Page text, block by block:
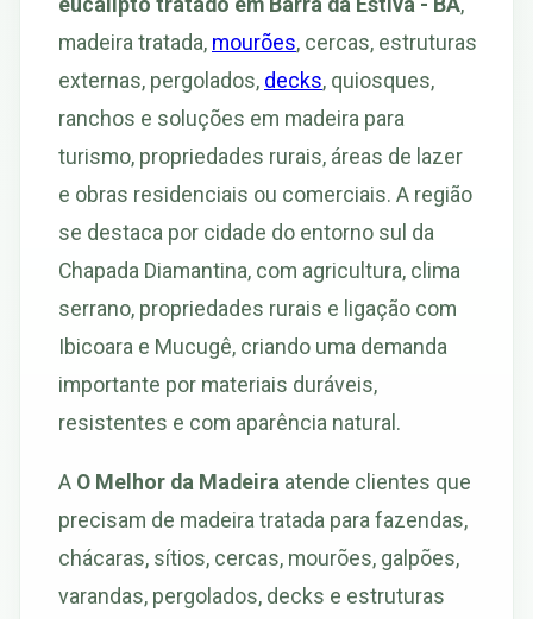
madeira tratada, mourões, cercas, estruturas
externas, pergolados, decks, quiosques,
ranchos e soluções em madeira para
turismo, propriedades rurais, áreas de lazer
e obras residenciais ou comerciais. A região
se destaca por cidade do entorno sul da
Chapada Diamantina, com agricultura, clima
serrano, propriedades rurais e ligação com
Ibicoara e Mucugê, criando uma demanda
importante por materiais duráveis,
resistentes e com aparência natural.
A O Melhor da Madeira atende clientes que
precisam de madeira tratada para fazendas,
chácaras, sítios, cercas, mourões, galpões,
varandas, pergolados, decks e estruturas